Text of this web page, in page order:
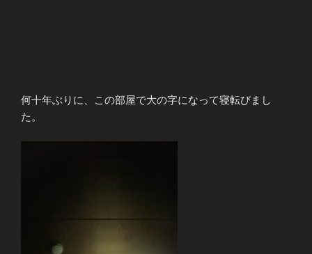
何十年ぶりに、この部屋で大の字になって寝転びまし
た。